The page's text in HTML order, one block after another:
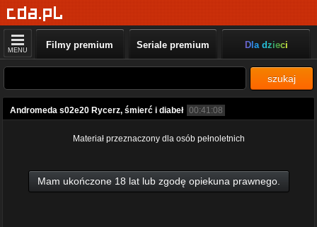
MENU Filmy premium Seriale premium Dla dzieci
szukaj
Andromeda s02e20 Rycerz, śmierć i diabeł 00:41:08
Materiał przeznaczony dla osób pełnoletnich
Mam ukończone 18 lat lub zgodę opiekuna prawnego.